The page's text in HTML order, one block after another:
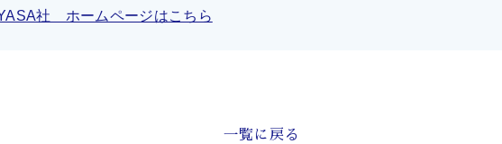
社 ホームページはこちら
一覧に戻る